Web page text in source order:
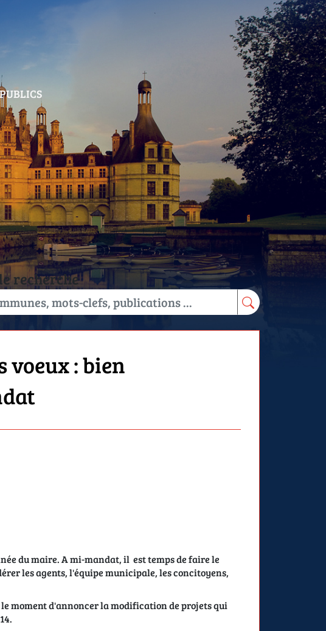
recherche
voeux : bien
du maire. A mi-mandat, il est temps de faire le
les agents, l'équipe municipale, les concitoyens,
moment d'annoncer la modification de projets qui